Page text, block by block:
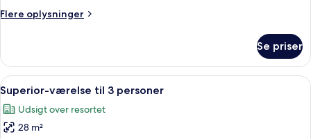
Flere oplysninger
Flere
med
enkeltsenge
Se priser
Indlæs
alle
billeder
af
Et hotelværelse med to senge, et
4
Superior-værelse til 3 personer
Udsigt over resortet
28 m²